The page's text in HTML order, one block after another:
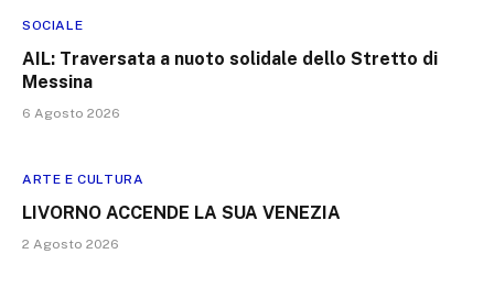
SOCIALE
AIL: Traversata a nuoto solidale dello Stretto di
Messina
6 Agosto 2026
ARTE E CULTURA
LIVORNO ACCENDE LA SUA VENEZIA
2 Agosto 2026